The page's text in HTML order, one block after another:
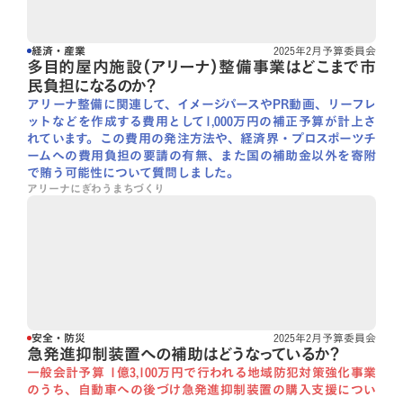
経済・産業 2025年2月予算委員会
多目的屋内施設（アリーナ）整備事業はどこまで市
民負担になるのか？
アリーナ整備に関連して、イメージパースやPR動画、リーフレ
ットなどを作成する費用として1,000万円の補正予算が計上さ
れています。この費用の発注方法や、経済界・プロスポーツチ
ームへの費用負担の要請の有無、また国の補助金以外を寄附
で賄う可能性について質問しました。
アリーナにぎわうまちづくり
安全・防災 2025年2月予算委員会
急発進抑制装置への補助はどうなっているか？
一般会計予算 1億3,100万円で行われる地域防犯対策強化事業
のうち、自動車への後づけ急発進抑制装置の購入支援につい